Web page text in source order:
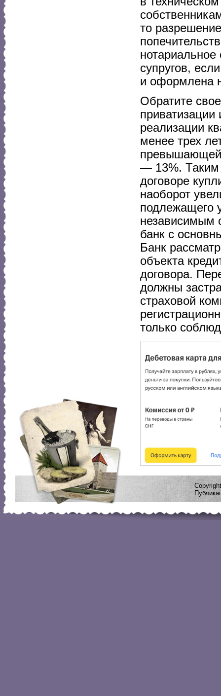
то
нотариальное
супругов,
и оформлена
Обратите
реализации
менее трех
превышающей
— 13%. Таким
договоре
наоборот
подлежащего
независимым
банк с
Банк
объекта
договора.
должны
страховой
только